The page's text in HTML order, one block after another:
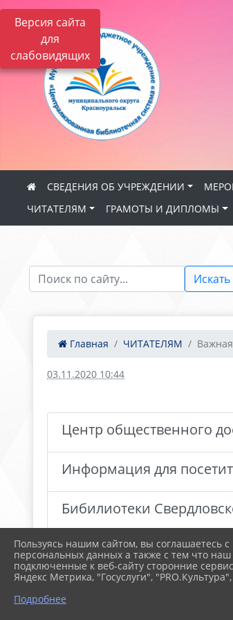
Версия сайта
для
слабовидящих
СВЕДЕНИЯ ОБ УЧРЕЖДЕНИИ
ЧИТАТЕЛЯМ
ГРАМОТЫ И ДИПЛОМЫ
Искать
Главная ЧИТАТЕЛЯМ
03.11.2020 10:44
Центр общественного
Информация для
Бибилиотеки
Пользуясь нашим сайтом, вы соглашаетесь с
персональных данных а также с тем что наш
подключенные к веб-сайту сторонние
Яндекс Метрика, "Госуслуги",
Подробнее